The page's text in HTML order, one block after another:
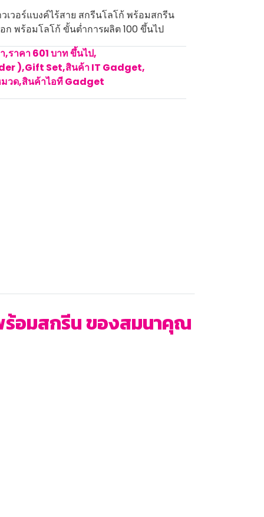
เวอร์แบงค์ไร้สาย สกรีนโลโก้ พร้อมสกรีน
พร้อมโลโก้ ขั้นต่ำการผลิต 100 ขึ้นไป
,ราคา 601 บาท ขึ้นไป,
),Gift Set,สินค้า IT Gadget,
วด,สินค้าไอที Gadget
ร้อมสกรีน ของสมนาคุณ